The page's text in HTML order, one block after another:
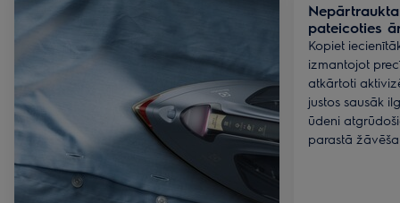
pateicoties
Kopiet
izmantojot
atkārtoti
justos sausāk
ūdeni
parastā